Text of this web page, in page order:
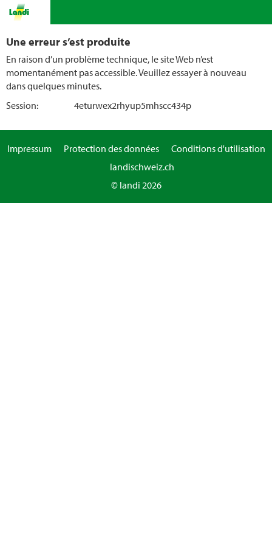
Une erreur s’est produite
En raison d’un problème technique, le site Web n’est
momentanément pas accessible. Veuillez essayer à nouveau
dans quelques minutes.
Session:
4eturwex2rhyup5mhscc434p
Impressum Protection des données
Conditions d'utilisation
landischweiz.ch
© landi 2026